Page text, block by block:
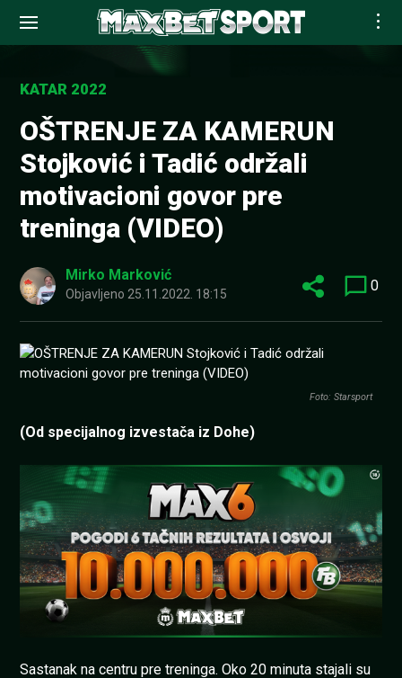
contentKATAR 2022
OŠTRENJE ZA KAMERUN
Stojković i Tadić održali
motivacioni govor pre
treninga (VIDEO)
Mirko Marković
Objavljeno 25.11.2022. 18:15 0
Foto: Starsport
(Od specijalnog izvestača iz Dohe)
Sastanak na centru pre treninga. Oko 20 minuta stajali su